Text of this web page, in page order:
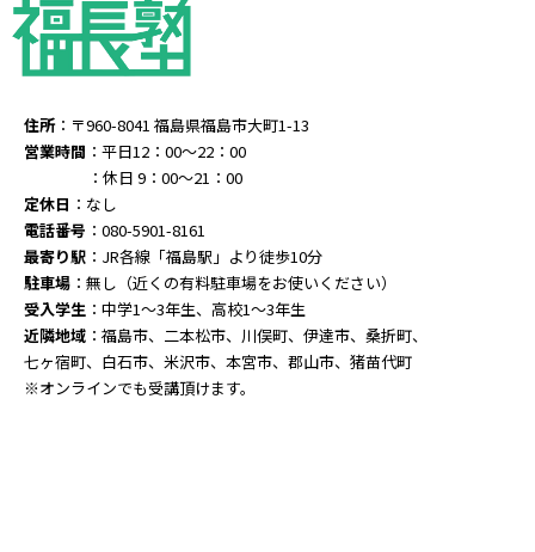
住所：〒960-8041 福島県福島市大町1-13
営業時間 ：平日12：00～22：00
：休日 9：00～21：00
定休日 ：なし
電話番号 ：080-5901-8161
最寄り駅 ：JR各線「福島駅」より徒歩10分
駐車場 ：無し（近くの有料駐車場をお使いください）
受入学生 ：中学1～3年生、高校1～3年生
近隣地域 ：福島市、二本松市、川俣町、伊達市、桑折町、
七ヶ宿町、白石市、米沢市、本宮市、郡山市、猪苗代町
※オンラインでも受講頂けます。